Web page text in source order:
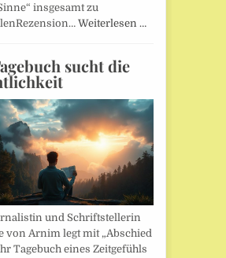
insgesamt zu
Weiterlesen …
sucht die
und Schriftstellerin
von Arnim legt mit „Abschied
Tagebuch eines Zeitgefühls